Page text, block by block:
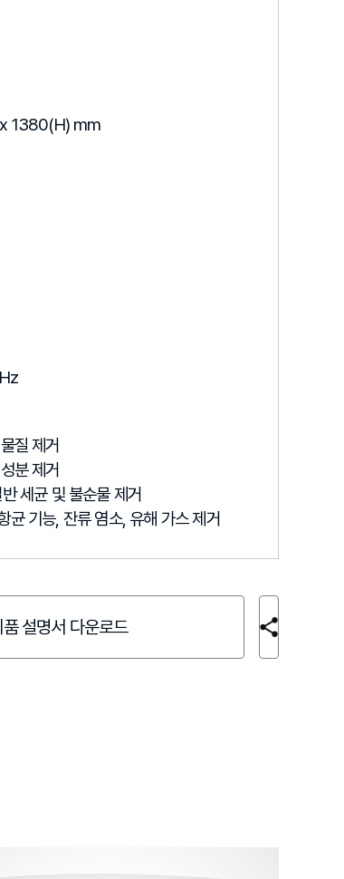
1380(H) mm
질 제거
분 제거
세균 및 불순물 제거
균 기능, 잔류 염소, 유해 가스 제거
설명서 다운로드